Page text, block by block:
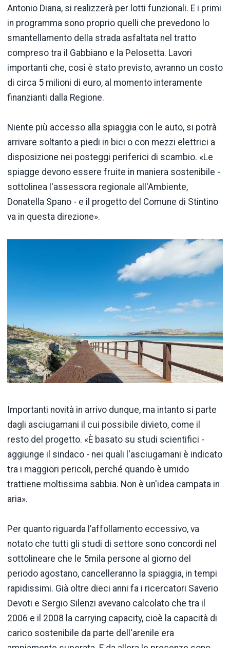
Antonio Diana, si realizzerà per lotti funzionali. E i primi
in programma sono proprio quelli che prevedono lo
smantellamento della strada asfaltata nel tratto
compreso tra il Gabbiano e la Pelosetta. Lavori
importanti che, così è stato previsto, avranno un costo
di circa 5 milioni di euro, al momento interamente
finanzianti dalla Regione.
Niente più accesso alla spiaggia con le auto, si potrà
arrivare soltanto a piedi in bici o con mezzi elettrici a
disposizione nei posteggi periferici di scambio. «Le
spiagge devono essere fruite in maniera sostenibile -
sottolinea l'assessora regionale all'Ambiente,
Donatella Spano - e il progetto del Comune di Stintino
va in questa direzione».
Importanti novità in arrivo dunque, ma intanto si parte
dagli asciugamani il cui possibile divieto, come il
resto del progetto. «È basato su studi scientifici -
aggiunge il sindaco - nei quali l'asciugamani è indicato
tra i maggiori pericoli, perché quando è umido
trattiene moltissima sabbia. Non è un'idea campata in
aria».
Per quanto riguarda l’affollamento eccessivo, va
notato che tutti gli studi di settore sono concordi nel
sottolineare che le 5mila persone al giorno del
periodo agostano, cancelleranno la spiaggia, in tempi
rapidissimi. Già oltre dieci anni fa i ricercatori Saverio
Devoti e Sergio Silenzi avevano calcolato che tra il
2006 e il 2008 la carrying capacity, cioè la capacità di
carico sostenibile da parte dell'arenile era